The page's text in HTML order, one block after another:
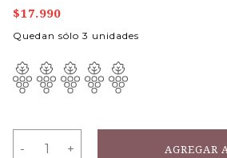
$17.990
Quedan sólo 3 unidades
+
- +
- AGREGAR